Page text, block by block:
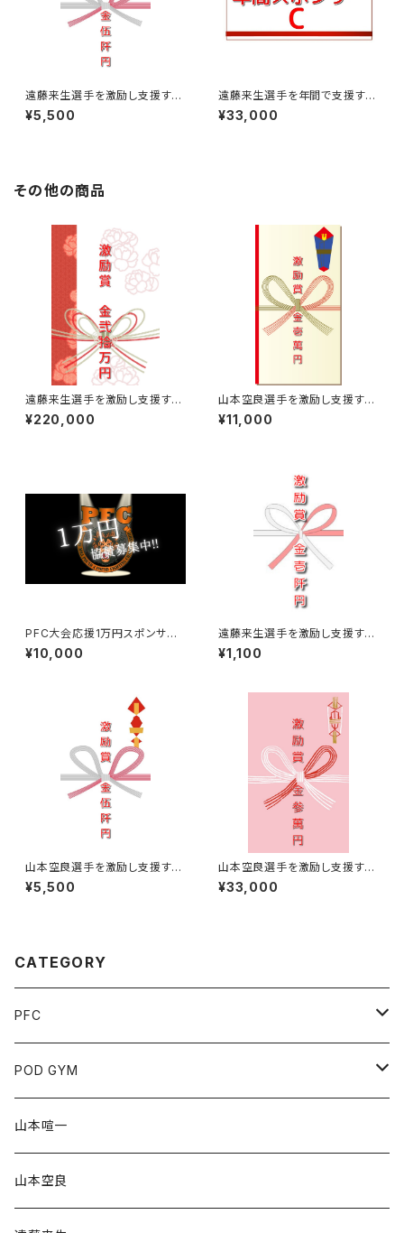
遠藤来生選手を激励し支援する
￥5,500【激励賞】
¥5,500
遠藤来生選手を年間で支援する
月￥33,000※年12回払い
¥33,000
その他の商品
遠藤来生選手を激励し支援する
￥220,000【激励賞】
¥220,000
山本空良選手を激励し支援する
￥11,000【激励賞】
¥11,000
PFC大会応援1万円スポンサー
☆
¥10,000
遠藤来生選手を激励し支援する
￥1,100【激励賞】
¥1,100
山本空良選手を激励し支援する
￥5,500【激励賞】
¥5,500
山本空良選手を激励し支援する
￥33,000【激励賞】
¥33,000
CATEGORY
PFC
チケット
協賛
グッズ
POD GYM
山本空良
クラファン
山本喧一
山本空良